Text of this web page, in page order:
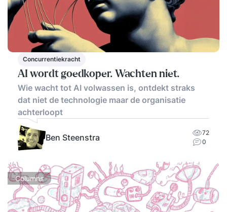
Concurrentiekracht
AI wordt goedkoper. Wachten niet.
Wie wacht tot AI volwassen is, ontdekt straks
dat niet de technologie maar de organisatie
achterloopt
Ben Steenstra
72
0
Columns